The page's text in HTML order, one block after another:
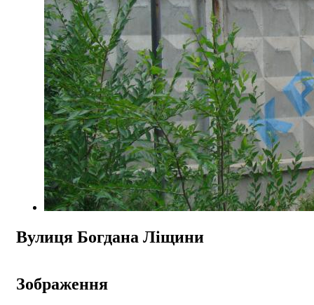
Вулиця Богдана Ліщини
Зображення